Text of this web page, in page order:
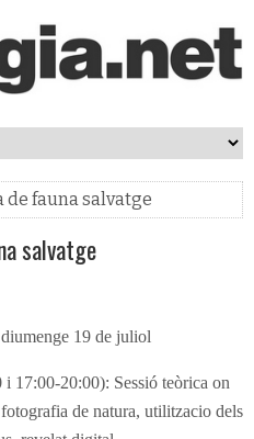
de fauna salvatge
salvatge
19 de juliol
17:00-20:00): Sessió teòrica on
de natura, utilitzacio dels